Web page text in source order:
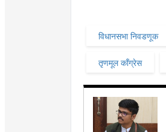
विधानसभा निवडणूक
तृणमूल काँग्रेस